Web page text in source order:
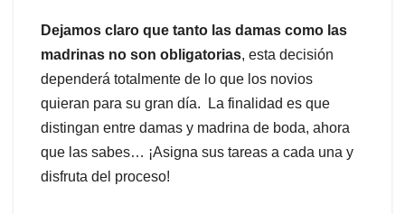
Dejamos claro que tanto las damas como las
madrinas no son obligatorias, esta decisión
dependerá totalmente de lo que los novios
quieran para su gran día. La finalidad es que
distingan entre damas y madrina de boda, ahora
que las sabes… ¡Asigna sus tareas a cada una y
disfruta del proceso!